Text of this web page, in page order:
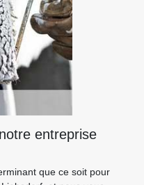
entreprise
que ce soit pour